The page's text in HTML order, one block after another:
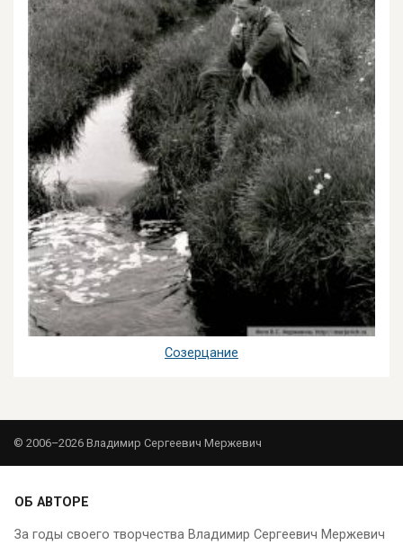
Созерцание
© 2006–2026 Владимир Сергеевич Мержевич
ОБ АВТОРЕ
За годы своего творчества Владимир Сергеевич Мержевич